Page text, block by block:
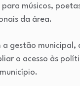
músicos,
da área.
a gestão
o acesso às